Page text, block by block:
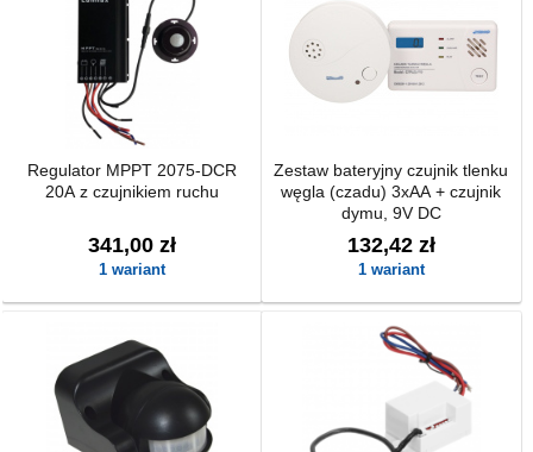
Regulator MPPT 2075-DCR
20A z czujnikiem ruchu
341,00 zł
1 wariant
Zestaw bateryjny czujnik tlenku
węgla (czadu) 3xAA + czujnik
dymu, 9V DC
132,42 zł
1 wariant